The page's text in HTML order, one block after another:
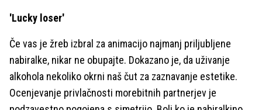
'Lucky loser'
Če vas je žreb izbral za animacijo najmanj priljubljene
nabiralke, nikar ne obupajte. Dokazano je, da uživanje
alkohola nekoliko okrni naš čut za zaznavanje estetike.
Ocenjevanje privlačnosti morebitnih partnerjev je